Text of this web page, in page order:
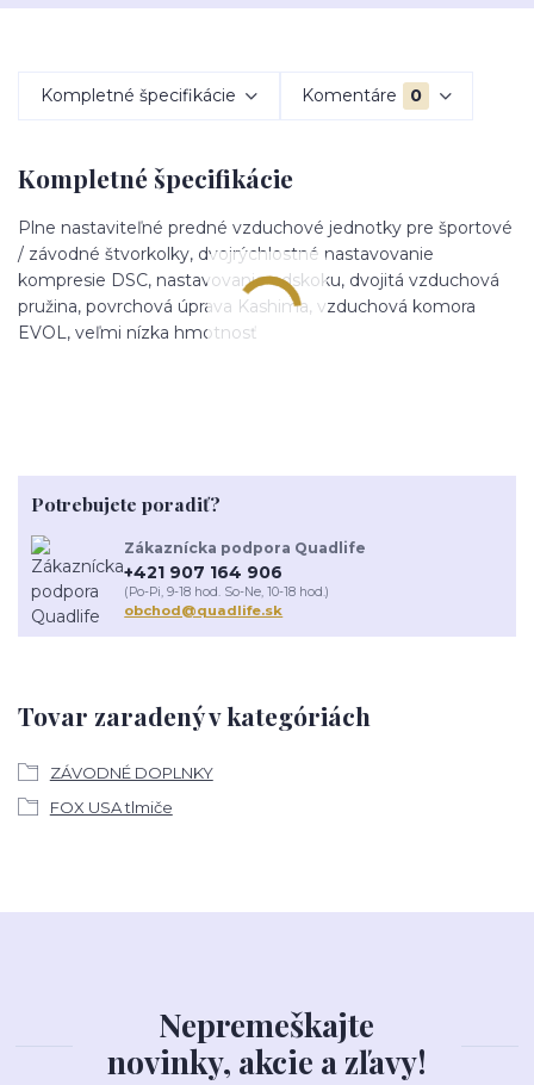
Kompletné špecifikácie Komentáre 0
Kompletné špecifikácie
Plne nastaviteľné predné vzduchové jednotky pre športové
/ závodné štvorkolky, dvojrýchlostné nastavovanie
kompresie DSC, nastavovanie odskoku, dvojitá vzduchová
pružina, povrchová úprava Kashima, vzduchová komora
EVOL, veľmi nízka hmotnosť
Tovar zaradený v kategóriách
ZÁVODNÉ DOPLNKY
FOX USA tlmiče
Potrebujete poradiť?
Zákaznícka podpora Quadlife
+421 907 164 906
(Po-Pi, 9-18 hod. So-Ne, 10-18 hod.)
obchod@quadlife.sk
Nepremeškajte
novinky, akcie a zľavy!